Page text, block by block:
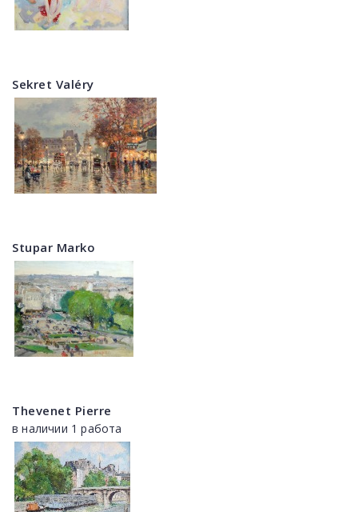
Sekret Valéry
Stupar Marko
Thevenet Pierre
в наличии 1 работа